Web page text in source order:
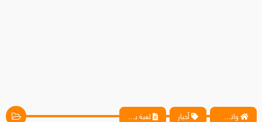
واتس آب ، فيسبوك ، أنترنت ، شروحات تقنية حصرية - المحترف أخبار لعبة بوكيمون غو تحقق مداخيل قياسية في 2016